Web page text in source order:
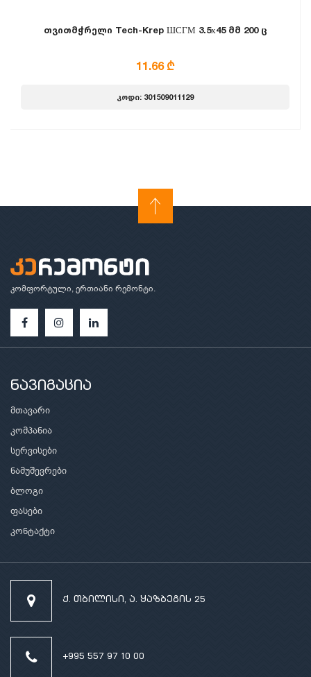
თვითმჭრელი Tech-Krep ШСГМ 3.5х45 მმ 200 ც
11.66 ₾
კოდი: 301509011129
კომფორტული, ერთიანი რემონტი.
ნავიგაცია
მთავარი
კომპანია
სერვისები
ნამუშევრები
ბლოგი
ფასები
კონტაქტი
ქ. თბილისი, ა. ყაზბეგის 25
+995 557 97 10 00